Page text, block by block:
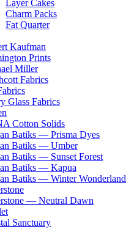
Layer Cakes
Charm Packs
Fat Quarter
Kaufman
Prints
Miller
Fabrics
Glass Fabrics
Cotton Solids
Batiks — Prisma Dyes
Batiks — Umber
Batiks — Sunset Forest
Batiks — Kapua
Batiks — Winter Wonderland
— Neutral Dawn
Sanctuary